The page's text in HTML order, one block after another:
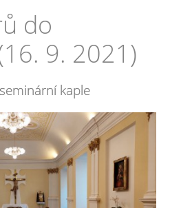
do
9. 2021)
kaple